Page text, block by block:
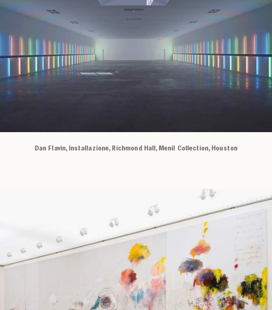
Dan Flavin, Installazione, Richmond Hall, Menil Collection, Houston